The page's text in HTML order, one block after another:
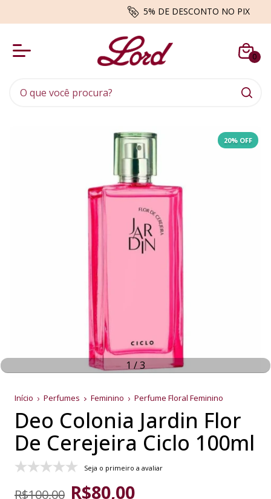
BRINDES - Envio aleatório enquanto
0
20% OFF
1 /3
Início Perfumes Feminino Perfume Floral Feminino
Deo Colonia Jardin Flor
De Cerejeira Ciclo 100ml
Seja o primeiro a avaliar
R$100,00 R$80,00